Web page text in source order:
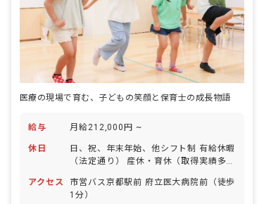
医療の現場で育む、子どもの笑顔と保育士の成長物語
給与 月給212,000円 ~
休日
日、祝、年末年始、他シフト制 有給休暇
（法定通り） 産休・育休（取得実績多
日
アクセス
市営バス京都駅前 府立医大病院前（徒歩
1分）